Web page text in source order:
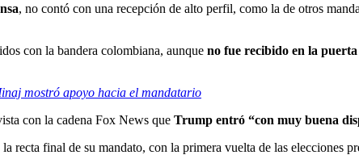
, no contó con una recepción de alto perfil, como la de otros
con la bandera colombiana, aunque no fue recibido en la
mostró apoyo hacia el mandatario
con la cadena Fox News que Trump entró “con muy buena
recta final de su mandato, con la primera vuelta de las elecciones